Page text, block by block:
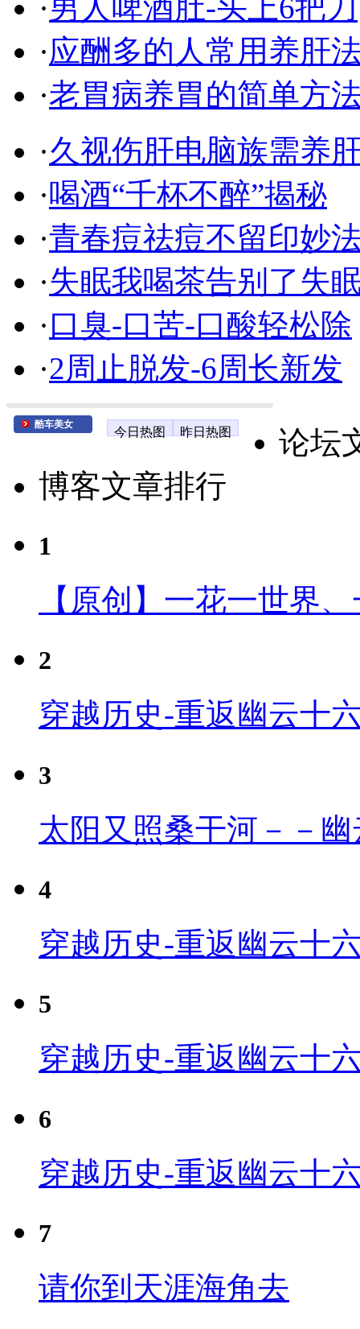
·男人啤酒肚-头上6把刀
·应酬多的人常用养肝
·老胃病养胃的简单方
·久视伤肝电脑族需养
·喝酒“千杯不醉”揭秘
·青春痘祛痘不留印妙
·失眠我喝茶告别了失
·口臭-口苦-口酸轻松除
·2周止脱发-6周长新发
酷车美女
今日热图 昨日热图
论坛
博客文章排行
1
【原创】一花一世界
2
穿越历史-重返幽云十
3
太阳又照桑干河－－
4
穿越历史-重返幽云十
5
穿越历史-重返幽云十
6
穿越历史-重返幽云十
7
请你到天涯海角去